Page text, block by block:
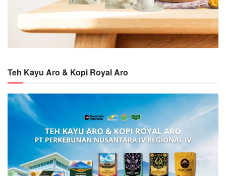
Teh Kayu Aro & Kopi Royal Aro